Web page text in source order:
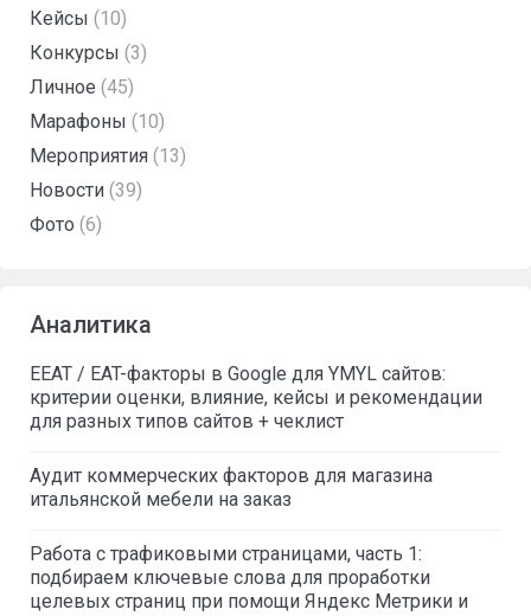
Кейсы (10)
Конкурсы (3)
Личное (45)
Марафоны (10)
Мероприятия (13)
Новости (39)
Фото (6)
Аналитика
EEAT / EAT-факторы в Google для YMYL сайтов:
критерии оценки, влияние, кейсы и рекомендации
для разных типов сайтов + чеклист
Аудит коммерческих факторов для магазина
итальянской мебели на заказ
Работа с трафиковыми страницами, часть 1:
подбираем ключевые слова для проработки
целевых страниц при помощи Яндекс Метрики и